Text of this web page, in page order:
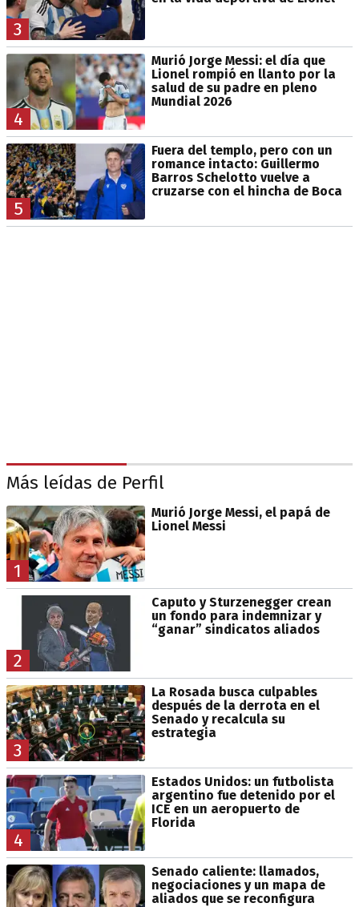
3
4
Murió Jorge Messi: el día que
Lionel rompió en llanto por la
salud de su padre en pleno
Mundial 2026
5
Fuera del templo, pero con un
romance intacto: Guillermo
Barros Schelotto vuelve a
cruzarse con el hincha de Boca
Más leídas de Perfil
1
Murió Jorge Messi, el papá de
Lionel Messi
2
Caputo y Sturzenegger crean
un fondo para indemnizar y
“ganar” sindicatos aliados
3
La Rosada busca culpables
después de la derrota en el
Senado y recalcula su
estrategia
4
Estados Unidos: un futbolista
argentino fue detenido por el
ICE en un aeropuerto de
Florida
Senado caliente: llamados,
negociaciones y un mapa de
aliados que se reconfigura